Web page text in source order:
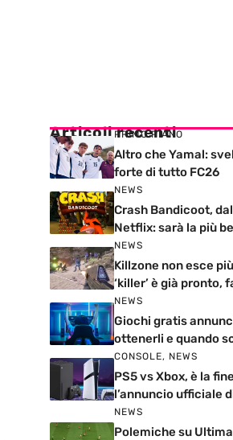
Articoli recenti
PRIMO PIANO
Altro che Yamal:
forte di tutto FC26
NEWS
Crash Bandicoot,
Netflix: sarà la più
NEWS
Killzone non esce
‘killer’ è già pronto,
NEWS
Giochi gratis
ottenerli e quando
CONSOLE, NEWS
PS5 vs Xbox, è la
l’annuncio ufficiale
NEWS
Polemiche su